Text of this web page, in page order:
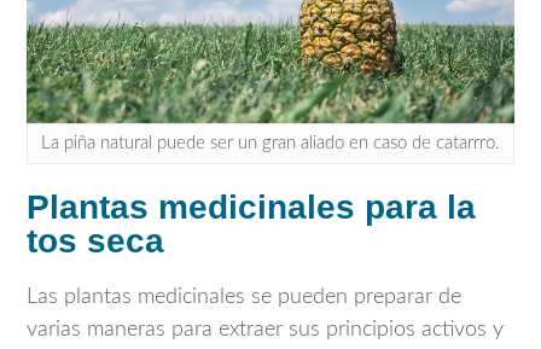
La piña natural puede ser un gran aliado en caso de catarrro.
Plantas medicinales para la
tos seca
Las plantas medicinales se pueden preparar de
varias maneras para extraer sus principios activos y